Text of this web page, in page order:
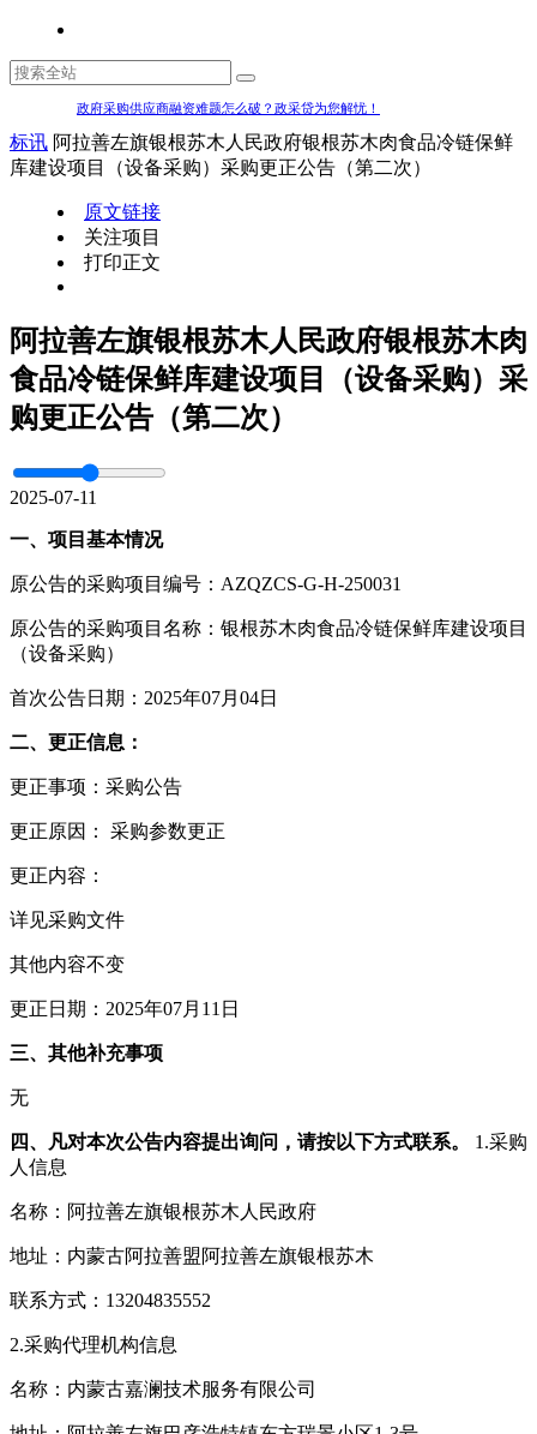
政府采购供应商融资难题怎么破？政采贷为您解忧！
标讯 阿拉善左旗银根苏木人民政府银根苏木肉食品冷链保鲜
库建设项目（设备采购）采购更正公告（第二次）
原文链接
关注项目
打印正文
阿拉善左旗银根苏木人民政府银根苏木肉
食品冷链保鲜库建设项目（设备采购）采
购更正公告（第二次）
2025-07-11
一、项目基本情况
原公告的采购项目编号：AZQZCS-G-H-250031
原公告的采购项目名称：银根苏木肉食品冷链保鲜库建设项目
（设备采购）
首次公告日期：2025年07月04日
二、更正信息：
更正事项：采购公告
更正原因： 采购参数更正
更正内容：
详见采购文件
其他内容不变
更正日期：2025年07月11日
三、其他补充事项
无
四、凡对本次公告内容提出询问，请按以下方式联系。
1.采购
人信息
名称：阿拉善左旗银根苏木人民政府
地址：内蒙古阿拉善盟阿拉善左旗银根苏木
联系方式：13204835552
2.采购代理机构信息
名称：内蒙古嘉澜技术服务有限公司